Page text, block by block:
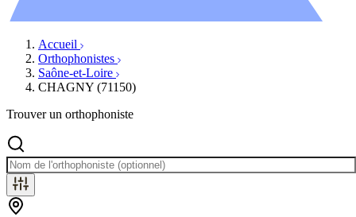
Accueil
Orthophonistes
Saône-et-Loire
CHAGNY (71150)
Trouver un orthophoniste